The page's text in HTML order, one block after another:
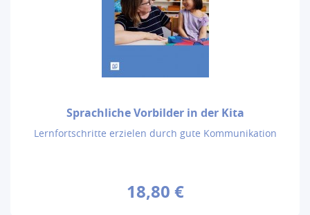
Sprachliche Vorbilder in der Kita
Lernfortschritte erzielen durch gute Kommunikation
18,80 €